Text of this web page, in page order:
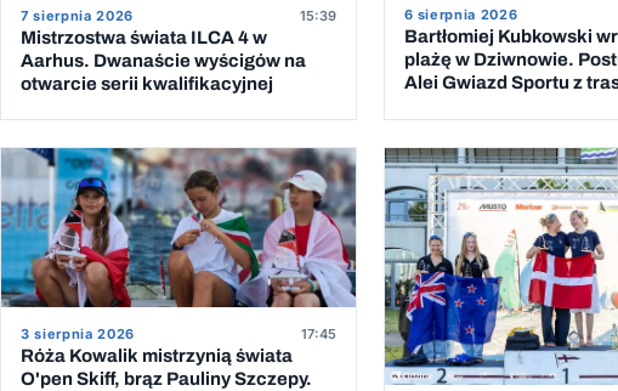
7 sierpnia 2026 15:39
Mistrzostwa świata ILCA 4 w
Aarhus. Dwanaście wyścigów na
otwarcie serii kwalifikacyjnej
6 sierpnia 2026
Bartłomiej Kubkowski
plażę w Dziwnowie.
Alei Gwiazd Sportu z
3 sierpnia 2026 17:45
Róża Kowalik mistrzynią świata
O'pen Skiff, brąz Pauliny Szczepy.